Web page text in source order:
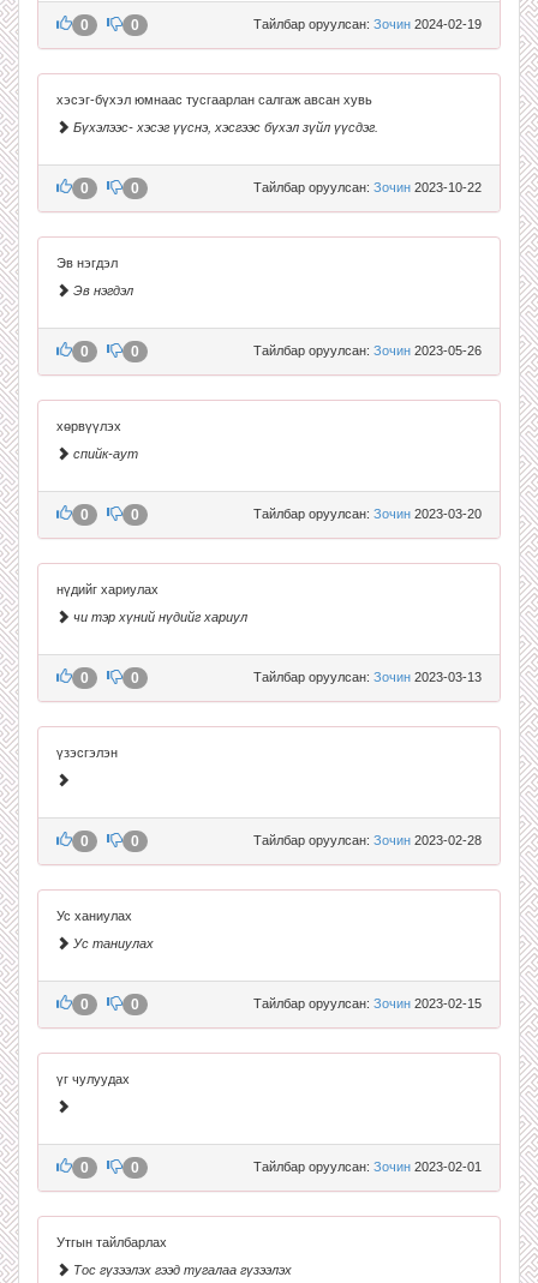
Тайлбар оруулсан: Зочин 2024-02-19
0 0
хэсэг-бүхэл юмнаас тусгаарлан салгаж авсан хувь
Бүхэлээс- хэсэг үүснэ, хэсгээс бүхэл зүйл үүсдэг.
Тайлбар оруулсан: Зочин 2023-10-22
0 0
Эв нэгдэл
Эв нэгдэл
Тайлбар оруулсан: Зочин 2023-05-26
0 0
хөрвүүлэх
спийк-аут
Тайлбар оруулсан: Зочин 2023-03-20
0 0
нүдийг хариулах
чи тэр хүний нүдийг хариул
Тайлбар оруулсан: Зочин 2023-03-13
0 0
үзэсгэлэн
Тайлбар оруулсан: Зочин 2023-02-28
0 0
Ус ханиулах
Ус таниулах
Тайлбар оруулсан: Зочин 2023-02-15
0 0
үг чулуудах
Тайлбар оруулсан: Зочин 2023-02-01
0 0
Утгын тайлбарлах
Тос гүзээлэх гээд тугалаа гүзээлэх